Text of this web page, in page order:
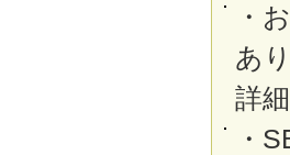
・
あ
詳
・